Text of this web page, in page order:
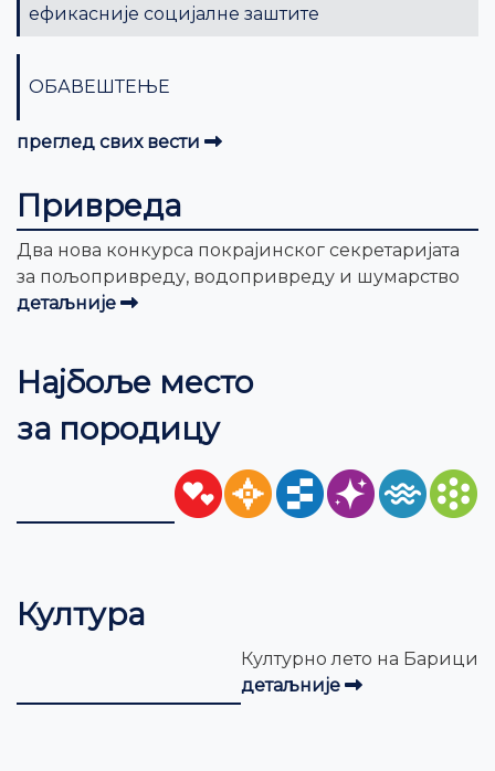
ефикасније социјалне заштите
ОБАВЕШТЕЊЕ
преглед свих вести
Привреда
Два нова конкурса покрајинског секретаријата
за пољопривреду, водопривреду и шумарство
детаљније
Најбоље место
за породицу
Култура
Културно лето на Барици
детаљније